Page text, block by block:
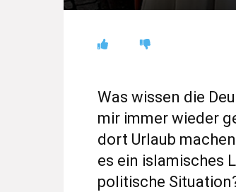
Was wissen die
mir immer wieder
dort Urlaub
es ein islamisches
politische